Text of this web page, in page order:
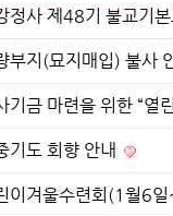
정사 제48기 불교기
부지(묘지매입) 불사
기금 마련을 위한 “열
기도 회향 안내
이겨울수련회(1월6